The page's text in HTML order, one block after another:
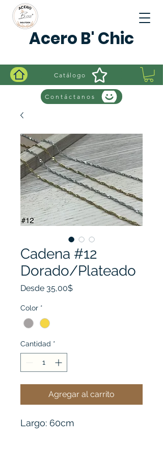
Acero B' Chic
Catálogo
Contáctanos
Cadena #12
Dorado/Plateado
Desde 35,00$Precio
Color *
Cantidad *
Agregar al carrito
Largo: 60cm